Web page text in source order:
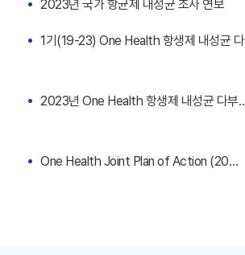
2023년 국가 항균제 내성균 조사 연보
1기(19-23) One Health 항생제 내성균 다부처 공동대응사업 성과 통합분석
2023년 One Health 항생제 내성균 다부처 공동대응사업 연보
One Health Joint Plan of Action (2022-2026)